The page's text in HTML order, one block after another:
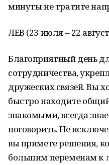
минуты не тратите
ЛЕВ (23 июля – 22
Благоприятный день
сотрудничества,
дружеских связей. Вы
быстро находите
знакомыми, всегда
поговорить. Не
вы примете решения,
большим переменам к